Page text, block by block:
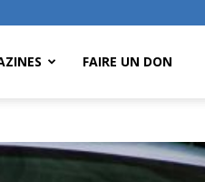
FAIRE UN DON